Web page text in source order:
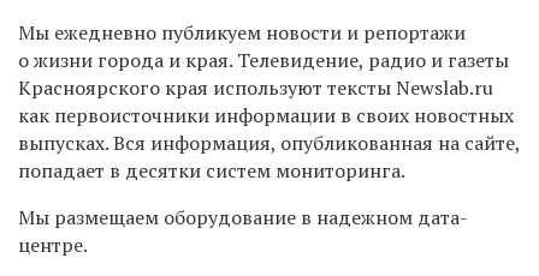
Мы ежедневно публикуем новости и репортажи
о жизни города и края. Телевидение, радио и газеты
Красноярского края используют тексты Newslab.ru
как первоисточники информации в своих новостных
выпусках. Вся информация, опубликованная на сайте,
попадает в десятки систем мониторинга.
Мы размещаем оборудование в надежном дата-
центре.